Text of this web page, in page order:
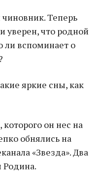
Теперь
уверен, что родной
ли вспоминает о
яркие сны, как
он нес на
обнялись на
«Звезда». Два
Родина.